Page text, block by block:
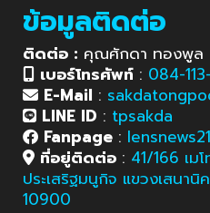
ข้อมูลติดต่อ
ติดต่อ : คุณศักดา ทองพูล
เบอร์โทรศัพท์ : 084-
E-Mail :
LINE ID : tpsakda
Fanpage : lensnews21
ที่อยู่ติดต่อ : 41/166 เม
ประเสริฐมนูกิจ แขวงเสนา
10900